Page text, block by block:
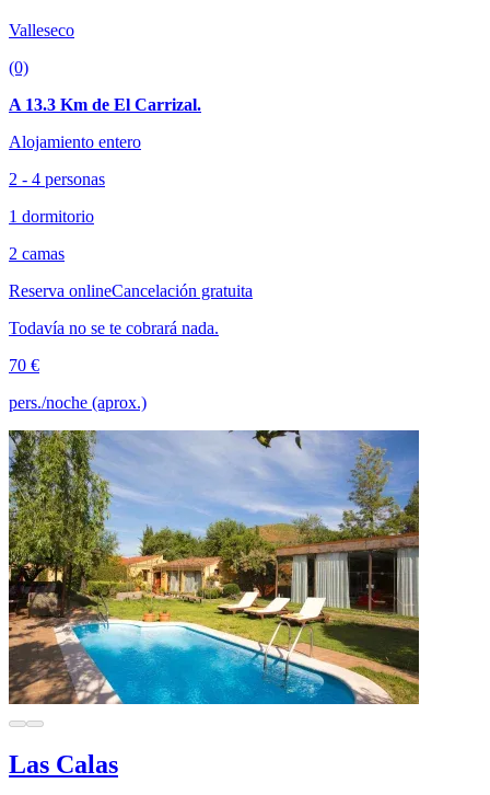
Valleseco
(0)
A 13.3 Km de El Carrizal.
Alojamiento entero
2 - 4 personas
1 dormitorio
2 camas
Reserva onlineCancelación gratuita
Todavía no se te cobrará nada.
70 €
pers./noche (aprox.)
Las Calas